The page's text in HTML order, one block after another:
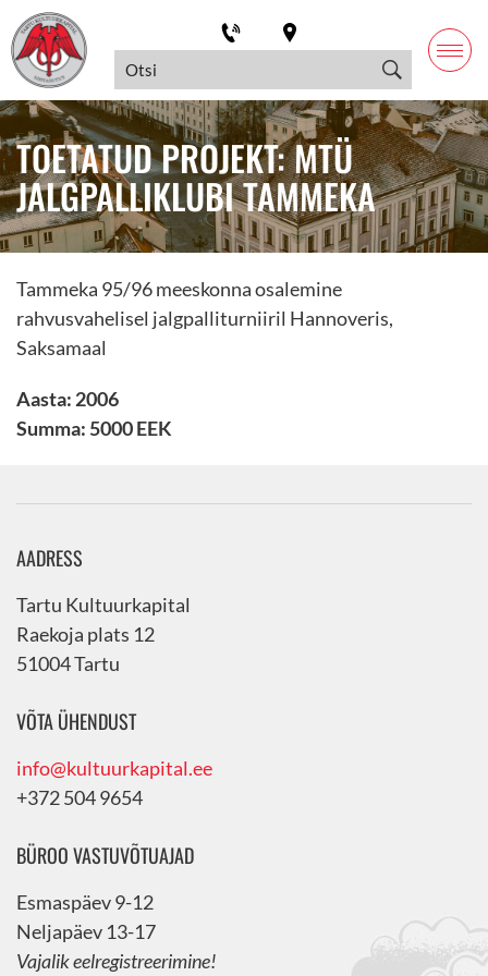
TOETATUD PROJEKT: MTÜ
JALGPALLIKLUBI TAMMEKA
Tammeka 95/96 meeskonna osalemine
rahvusvahelisel jalgpalliturniiril Hannoveris,
Saksamaal
Aasta: 2006
Summa: 5000 EEK
AADRESS
Tartu Kultuurkapital
Raekoja plats 12
51004 Tartu
VÕTA ÜHENDUST
info@kultuurkapital.ee
+372 504 9654
BÜROO VASTUVÕTUAJAD
Esmaspäev 9-12
Neljapäev 13-17
Vajalik eelregistreerimine!